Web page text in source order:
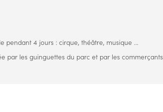
pendant 4 jours : cirque, théâtre, musique ...
par les guinguettes du parc et par les commerçants